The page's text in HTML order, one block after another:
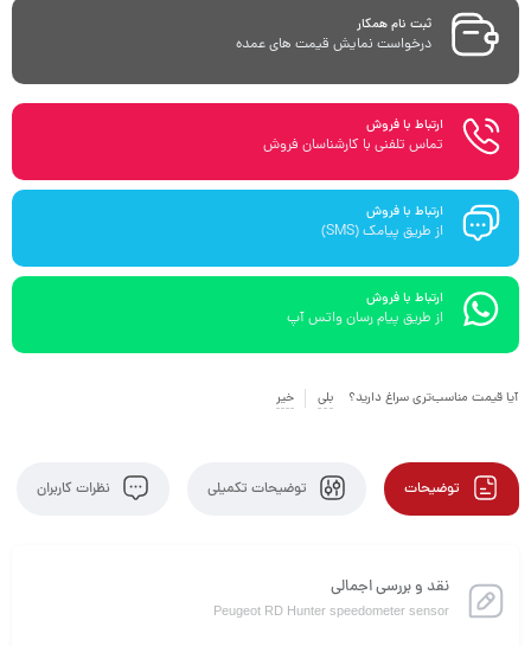
ثبت نام همکار
درخواست نمایش قیمت های عمده
ارتباط با فروش
تماس تلفنی با کارشناسان فروش
ارتباط با فروش
از طریق پیامک (SMS)
ارتباط با فروش
از طریق پیام رسان واتس آپ
آیا قیمت مناسب‌تری سراغ دارید؟ بلی خیر
توضیحات توضیحات تکمیلی نظرات کاربران
نقد و بررسی اجمالی
Peugeot RD Hunter speedometer sensor